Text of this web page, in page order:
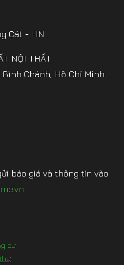
Cát - HN.
NỘI THẤT
Chánh, Hồ Chí Minh.
báo giá và thông tin vào
cư